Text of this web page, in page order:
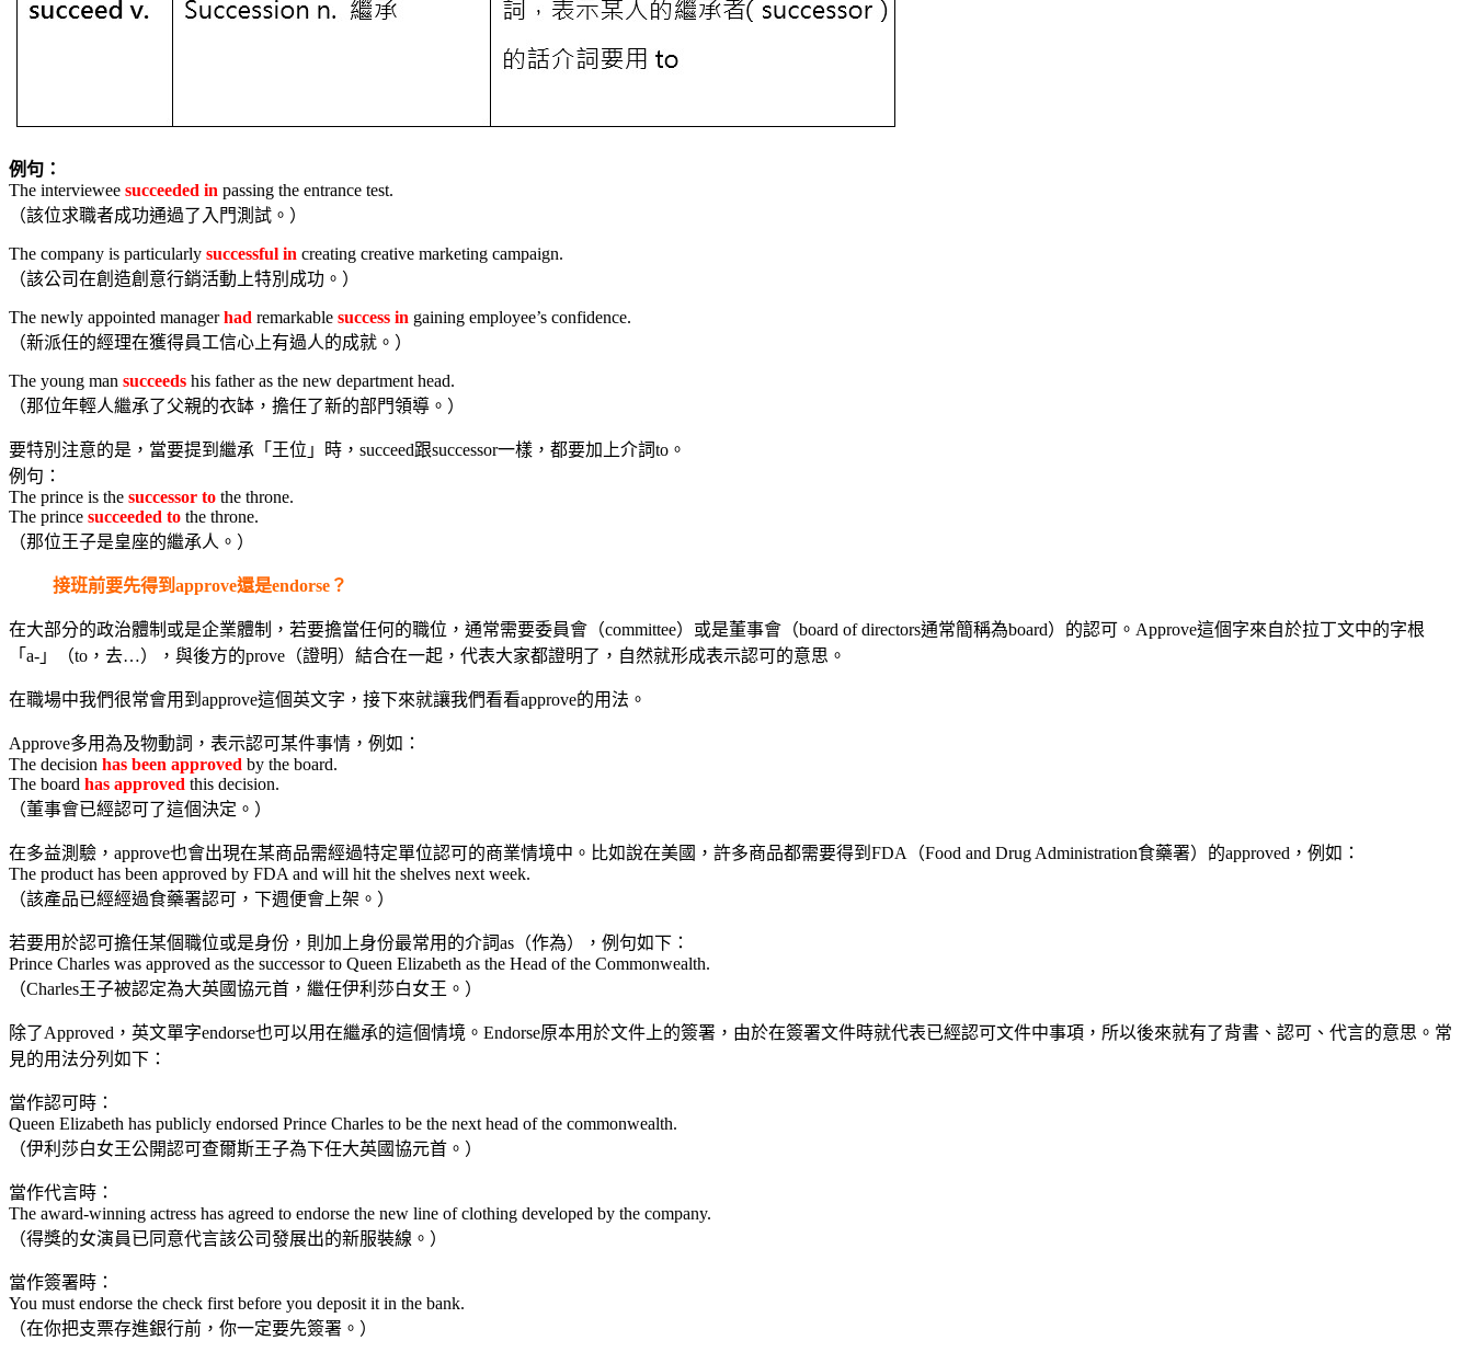
例句：
The interviewee succeeded in passing the entrance test.
（該位求職者成功通過了入門測試。）
The company is particularly successful in creating creative marketing campaign.
（該公司在創造創意行銷活動上特別成功。）
The newly appointed managerhad remarkable success in gaining employee’s confidence.
（新派任的經理在獲得員工信心上有過人的成就。）
The young man succeeds his father as the new department head.
（那位年輕人繼承了父親的衣缽，擔任了新的部門領導。）
要特別注意的是，當要提到繼承「王位」時，succeed跟successor一樣，都要加上介詞to。
例句：
The prince is the successor to the throne.
The prince succeeded to the throne.
（那位王子是皇座的繼承人。）
接班前要先得到approve還是endorse？
在大部分的政治體制或是企業體制，若要擔當任何的職位，通常需要委員會（committee）或是董事會（board of directors通常簡稱為board）的認可。Approve這個字來自於拉丁文中的字根
「a-」（to，去…），與後方的prove（證明）結合在一起，代表大家都證明了，自然就形成表示認可的意思。
在職場中我們很常會用到approve這個英文字，接下來就讓我們看看approve的用法。
Approve多用為及物動詞，表示認可某件事情，例如：
The decision has been approved by the board.
The board has approved this decision.
（董事會已經認可了這個決定。）
在多益測驗，approve也會出現在某商品需經過特定單位認可的商業情境中。比如說在美國，許多商品都需要得到FDA（Food and Drug Administration食藥署）的approved，例如：
The product has been approved by FDA and will hit the shelves next week.
（該產品已經經過食藥署認可，下週便會上架。）
若要用於認可擔任某個職位或是身份，則加上身份最常用的介詞as（作為），例句如下：
Prince Charles was approved as the successor to Queen Elizabeth as the Head of the Commonwealth.
（Charles王子被認定為大英國協元首，繼任伊利莎白女王。）
除了Approved，英文單字endorse也可以用在繼承的這個情境。Endorse原本用於文件上的簽署，由於在簽署文件時就代表已經認可文件中事項，所以後來就有了背書、認可、代言的意思。常
見的用法分列如下：
當作認可時：
Queen Elizabeth has publicly endorsed Prince Charles to be the next head of the commonwealth.
（伊利莎白女王公開認可查爾斯王子為下任大英國協元首。）
當作代言時：
The award-winning actress has agreed to endorse the new line of clothing developed by the company.
（得獎的女演員已同意代言該公司發展出的新服裝線。）
當作簽署時：
You must endorse the check first before you deposit it in the bank.
（在你把支票存進銀行前，你一定要先簽署。）